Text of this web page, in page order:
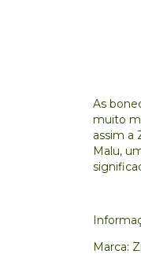
As
muito
assim a
Malu,
Marca: